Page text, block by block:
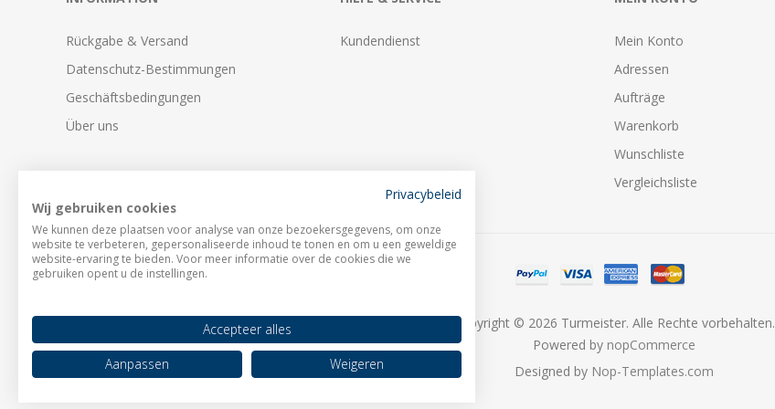
Rückgabe & Versand
Datenschutz-Bestimmungen
Geschäftsbedingungen
Über uns
Kundendienst
Mein Konto
Adressen
Aufträge
Warenkorb
Wunschliste
Vergleichsliste
Copyright © 2026 Turmeister. Alle Rechte vorbehalten.
Powered by nopCommerce
Designed by Nop-Templates.com
Privacybeleid
Wij gebruiken cookies
We kunnen deze plaatsen voor analyse van onze bezoekersgegevens, om onze
website te verbeteren, gepersonaliseerde inhoud te tonen en om u een geweldige
website-ervaring te bieden. Voor meer informatie over de cookies die we
gebruiken opent u de instellingen.
Accepteer alles
Aanpassen
Weigeren